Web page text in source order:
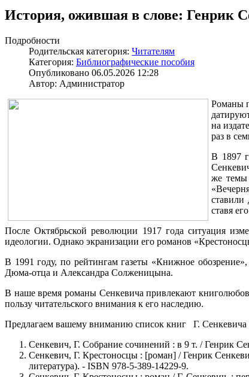
История, ожившая в слове: Генрик
Подробности
Родительская категория: Читателям
Категория: Библиографические пособия
Опубликовано 06.05.2026 12:28
Автор: Администратор
Романы
на
раз в
В 1897
же темы
ставили
ставя
После Октябрьской революции 1917 года ситуация
идеологии. Однако экранизации его романов
В 1991 году, по рейтингам газеты «Книжное
Дюма-отца и Александра Солженицына.
В наше время романы Сенкевича привлекают
пользу читательского внимания к его наследию.
Предлагаем вашему вниманию список книг Г.
Сенкевич, Г. Собрание сочинений : в 9 т. / Генрик
Сенкевич, Г. Крестоносцы : [роман] / Генрик
литература). - ISBN 978-5-389-14229-9.